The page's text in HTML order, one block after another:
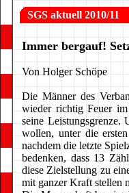
SGS aktuell 2010/11
Immer bergauf!
Von Holger Schöpe
Die Männer des
wieder richtig Feuer
seine Leistungsgrenze.
wollen, unter die
nachdem die letzte
bedenken, dass 13
diese Zielstellung zu
mit ganzer Kraft stellen